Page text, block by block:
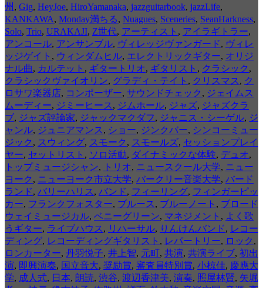
州 , Gig, HeyJoe, HiroYamanaka, jazzguitarbook, jazzLife,
KANKAWA, Monday満ちる, Nuagues, Sceneries, SeanHarkness,
Solo, Trio, URAKAJI, Z世代, アーティスト , アイラギトラー,
アンコール, アンサンブル, ヴィレッジヴァンガード, ヴィレ
ッジゲイト , ウィンダムヒル, エレクトリックギター, オリジ
ナル曲, カルテット , ギタートリオ, ギタリスト , クラシック ,
クラシックヴァイオリン, グラディ・テイト , クリスマス , ク
ロサワ楽器店, コンポーザー, サウンドチェック , ジェイムス
ムーディー, ジミーヒース , ジムホール, ジャズ, ジャズクラ
ブ, ジャズ評論家, ジャックマクダフ, ジャニス・シーゲル, ジ
ャンル, ジュニアマンス , ショー, ジンクバー, シンコーミュー
ジック , スウィング, スモーク , スモールズ, セッションプレイ
ヤー, セットリスト , ソロ活動, ダイナミックな体験, デュオ,
トップミュージシャン, トリオ, ニュースクール大学, ニュー
ヨーク , ニューヨーク市立大学, バークリー音楽大学, バード
ランド, バリーハリス , バンド, フィーリング, フィンガーピッ
カー, フランクフォスター, ブルース , ブルーノート , ブロード
ウェイミュージカル, ベニーグリーン, マネジメント , よく歌
うギター, ライブハウス , リハーサル, りんけんバンド, レコー
ディング, レコーディングギタリスト , レパートリー, ロック ,
ロンカーター, 丹羽悦子, 井上智, 元町, 共演, 共演ライブ, 初出
演, 即興演奏, 国立音大, 奨励賞, 審査員特別賞, 小椋佳, 慶應大
学, 成人式, 日本, 朗読, 渋谷, 渡辺香津美, 演奏, 照屋林賢, 矢堀